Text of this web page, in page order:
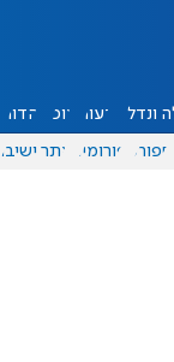
ונדל"ן דעות אוכל יהדות
ספורט פורומים אתר ישיבה